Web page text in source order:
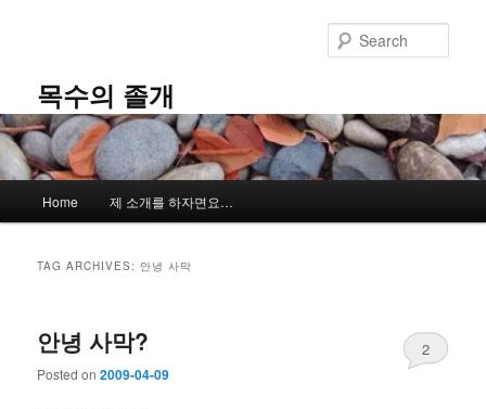
content
content목수의 졸개
Home 제 소개를 하자면요…
TAG ARCHIVES: 안녕 사막
안녕 사막?
Posted on2009-04-09
2